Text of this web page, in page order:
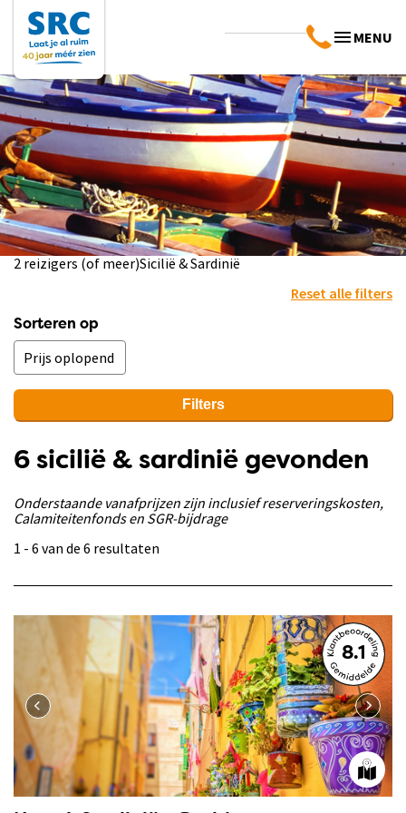
MENU
2 reizigers (of meer)Sicilië & Sardinië
Reset alle filters
Sorteren op
Filters
6 sicilië & sardinië gevonden
Onderstaande vanafprijzen zijn inclusief reserveringskosten,
Calamiteitenfonds en SGR-bijdrage
1 - 6 van de 6 resultaten
8.1